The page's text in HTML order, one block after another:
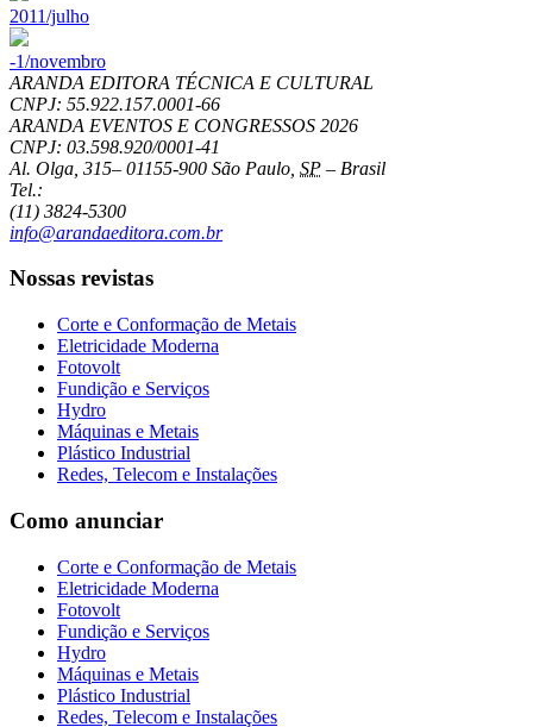
2011/julho
-1/novembro
ARANDA EDITORA TÉCNICA E CULTURAL
CNPJ: 55.922.157.0001-66
ARANDA EVENTOS E CONGRESSOS 2026
CNPJ: 03.598.920/0001-41
Al. Olga, 315– 01155-900 São Paulo SP – Brasil
Tel.:
(11) 3824-5300
info@arandaeditora.com.br
Nossas revistas
Corte e Conformação de Metais
Eletricidade Moderna
Fotovolt
Fundição e Serviços
Hydro
Máquinas e Metais
Plástico Industrial
Redes, Telecom e Instalações
Como anunciar
Corte e Conformação de Metais
Eletricidade Moderna
Fotovolt
Fundição e Serviços
Hydro
Máquinas e Metais
Plástico Industrial
Redes, Telecom e Instalações